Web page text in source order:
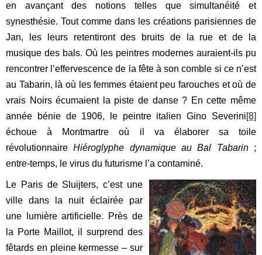
en avançant des notions telles que simultanéité et
synesthésie. Tout comme dans les créations parisiennes de
Jan, les leurs retentiront des bruits de la rue et de la
musique des bals. Où les peintres modernes auraient-ils pu
rencontrer l’effervescence de la fête à son comble si ce n’est
au Tabarin, là où les femmes étaient peu farouches et où de
vrais Noirs écumaient la piste de danse ? En cette même
année bénie de 1906, le peintre italien Gino Severini [8]
échoue à Montmartre où il va élaborer sa toile
révolutionnaireHiéroglyphe dynamique au Bal Tabarin;
entre-temps, le virus du futurisme l’a contaminé.
Le Paris de Sluijters, c’est une
ville dans la nuit éclairée par
une lumière artificielle. Près de
la Porte Maillot, il surprend des
fêtards en pleine kermesse – sur